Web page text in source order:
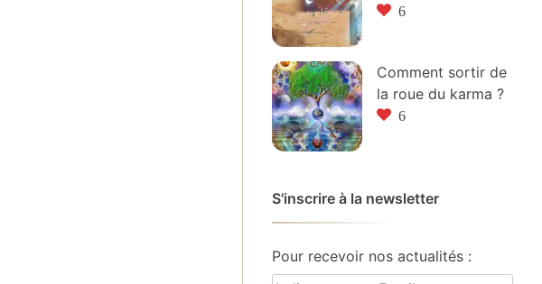
6
Comment sortir de
la roue du karma ?
6
S'inscrire à la newsletter
Pour recevoir nos actualités :